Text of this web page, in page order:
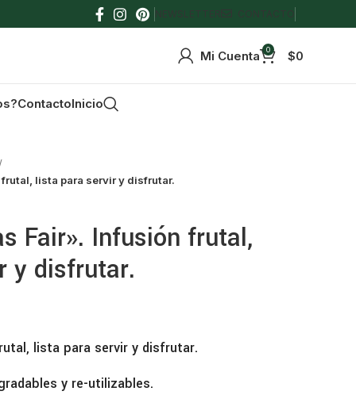
NEWSLETTER CONTACTO
Mi Cuenta 0 $0
ContactoInicio
lista para servir y disfrutar.
Fair». Infusión frutal,
y disfrutar.
lista para servir y disfrutar.
y re-utilizables.